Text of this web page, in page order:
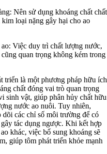
Nên sử dụng khoáng chất chất
loại nặng gây hại cho ao
Việc duy trì chất lượng nước,
quan trọng không kém trong
triển là một phương pháp hữu ích
chất đóng vai trò quan trọng
sinh vật, giúp phân hủy chất hữu
nước ao nuôi. Tuy nhiên,
các chỉ số môi trường để có
tác dụng ngược. Khi kết hợp
khác, việc bổ sung khoáng sẽ
giúp tôm phát triển khỏe mạnh